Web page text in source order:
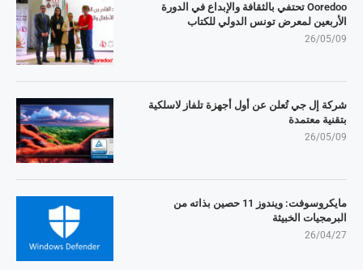
Ooredoo تحتفي بالثقافة والإبداع في الدورة
الأربعين لمعرض تونس الدولي للكتاب
26/05/09
شركة إل جي تُعلن عن أول أجهزة تلفاز لاسلكية
بتقنية معتمدة
26/05/09
مايكروسوفت: ويندوز 11 حصين بذاته من
البرمجيات الخبيثة
26/04/27